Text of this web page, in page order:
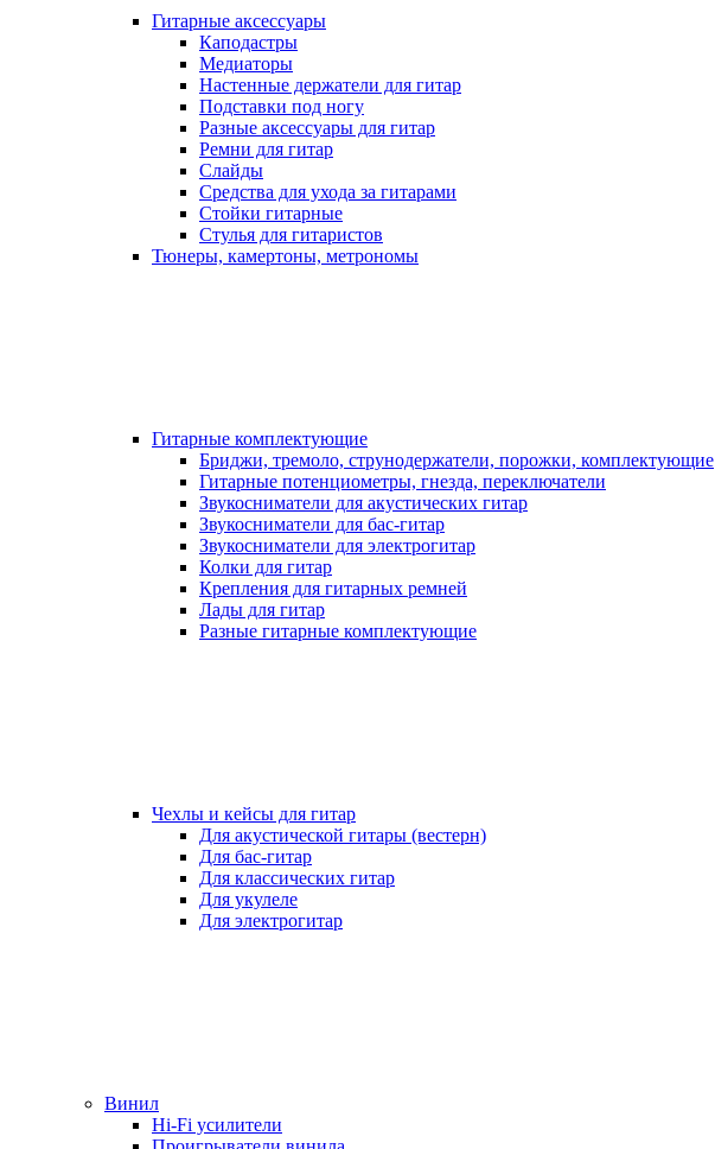
Гитарные аксессуары
Каподастры
Медиаторы
Настенные держатели для гитар
Подставки под ногу
Разные аксессуары для гитар
Ремни для гитар
Слайды
Средства для ухода за гитарами
Стойки гитарные
Стулья для гитаристов
Тюнеры, камертоны, метрономы
Гитарные комплектующие
Бриджи, тремоло, струнодержатели, порожки, комплектующие
Гитарные потенциометры, гнезда, переключатели
Звукосниматели для акустических гитар
Звукосниматели для бас-гитар
Звукосниматели для электрогитар
Колки для гитар
Крепления для гитарных ремней
Лады для гитар
Разные гитарные комплектующие
Чехлы и кейсы для гитар
Для акустической гитары (вестерн)
Для бас-гитар
Для классических гитар
Для укулеле
Для электрогитар
Винил
Hi-Fi усилители